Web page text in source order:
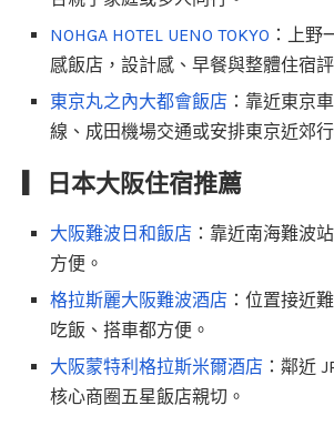
NOHGA HOTEL UENO TOKYO ：上野
感飯店，設計感、早餐與整體住宿
東京丸之內大都會飯店 ：靠近東京
線、成田機場交通或安排東京近郊
日本大阪住宿推薦
大阪難波日和飯店 ：靠近南海難波
方便。
格拉斯麗大阪難波酒店 ：位置接近
吃飯、搭車都方便。
大阪蒙特利格拉斯米爾酒店 ：鄰近
核心商圈五星飯店親切。